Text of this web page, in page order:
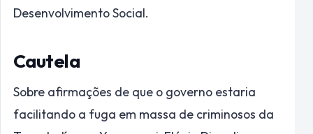
Desenvolvimento Social.
Cautela
Sobre afirmações de que o governo estaria
facilitando a fuga em massa de criminosos da